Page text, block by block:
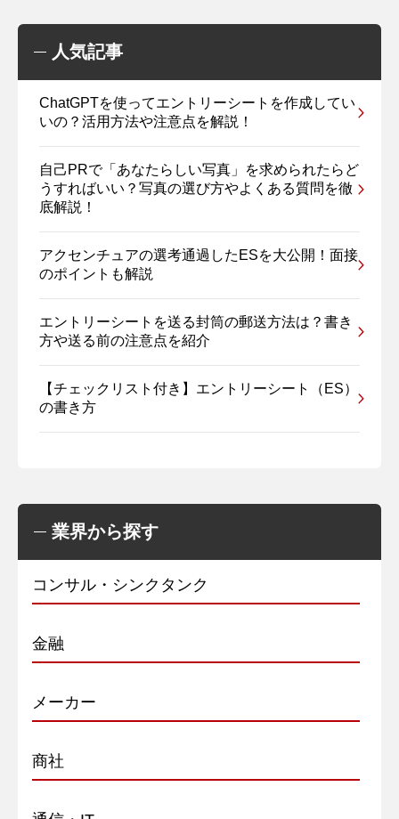
人気記事
ChatGPTを使ってエントリーシートを作成してい
いの？活用方法や注意点を解説！
自己PRで「あなたらしい写真」を求められたらど
うすればいい？写真の選び方やよくある質問を徹
底解説！
アクセンチュアの選考通過したESを大公開！面接
のポイントも解説
エントリーシートを送る封筒の郵送方法は？書き
方や送る前の注意点を紹介
【チェックリスト付き】エントリーシート（ES）
の書き方
業界から探す
コンサル・シンクタンク
金融
メーカー
商社